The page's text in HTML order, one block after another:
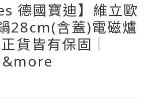
德國寶迪】維立歐
28cm(含蓋)電磁爐
貨皆有保固｜